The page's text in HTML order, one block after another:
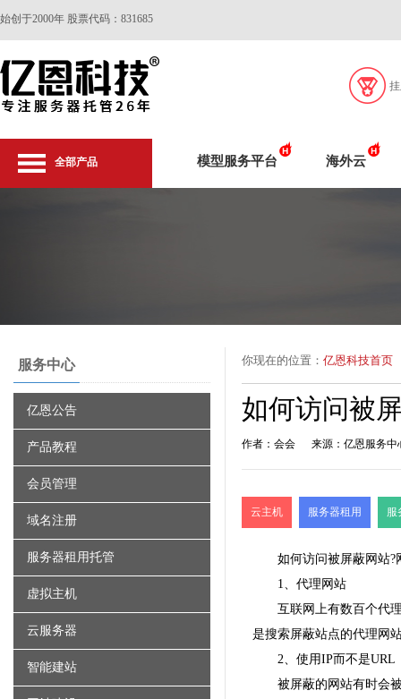
始创于2000年 股票代码：831685
全部产品 模型服务平台 海外云
服务中心
亿恩公告
产品教程
会员管理
域名注册
服务器租用托管
虚拟主机
云服务器
智能建站
你现在的位置： 亿恩科技首页
如何访问被
作者：会会 来源：亿恩服务中
云主机 服务器租用 服
如何访问被屏蔽网站
1、代理网站
互联网上有数百个代
是搜索屏蔽站点的代理网
2、使用IP而不是URL
被屏蔽的网站有时会